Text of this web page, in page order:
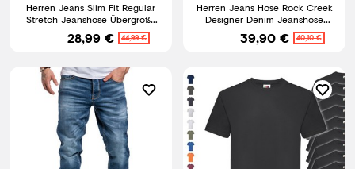
Herren Jeans Slim Fit Regular
Stretch Jeanshose Übergröße
Hosen Six-Jeans
28,99 € 44,99 €
Herren Jeans Hose Rock Creek
Designer Denim Jeanshose
Herrenhose Stretch M18 NEU
39,90 € 40,10 €